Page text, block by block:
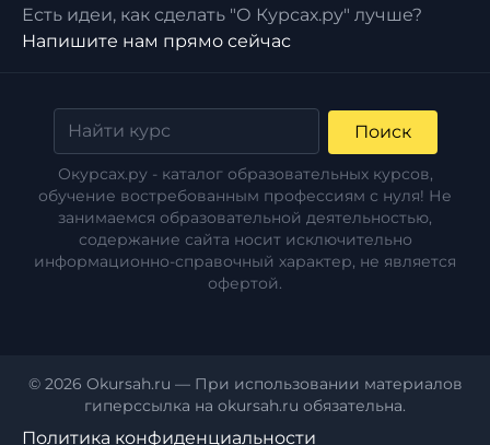
Есть идеи, как сделать "О Курсах.ру" лучше?
Напишите нам прямо сейчас
Поиск
Окурсах.ру - каталог образовательных курсов,
обучение востребованным профессиям с нуля! Не
занимаемся образовательной деятельностью,
содержание сайта носит исключительно
информационно-справочный характер, не является
офертой.
© 2026 Okursah.ru — При использовании материалов
гиперссылка на okursah.ru обязательна.
Политика конфиденциальности